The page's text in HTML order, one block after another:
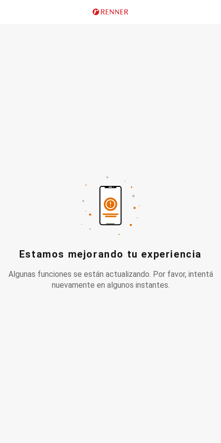
Estamos mejorando tu experiencia
Algunas funciones se están actualizando. Por favor, intentá
nuevamente en algunos instantes.